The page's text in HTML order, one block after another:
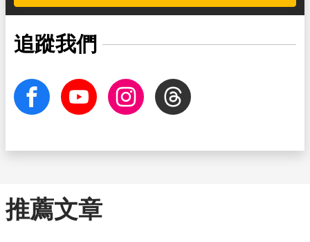
追蹤我們
facebook Youtube InstagramThreads
推薦文章